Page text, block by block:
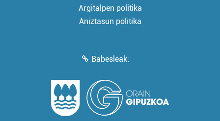
Argitalpen politika
Aniztasun politika
Babesleak: